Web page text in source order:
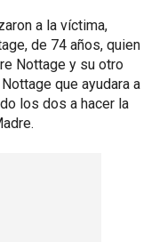
a la víctima,
de 74 años, quien
Nottage y su otro
que ayudara a
los dos a hacer la